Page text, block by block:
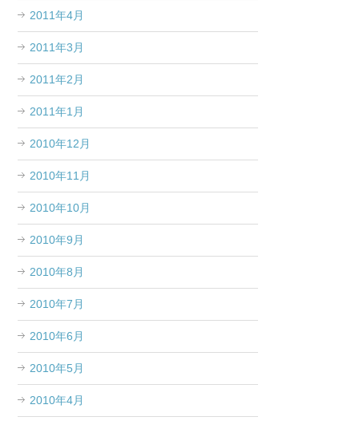
2011年4月
2011年3月
2011年2月
2011年1月
2010年12月
2010年11月
2010年10月
2010年9月
2010年8月
2010年7月
2010年6月
2010年5月
2010年4月